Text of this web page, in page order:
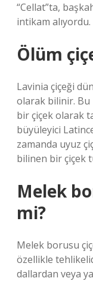
“Cellat”ta,
intikam alıyordu.
Ölüm
Lavinia çiçeği
olarak bilinir. Bu
bir çiçek olarak
büyüleyici
zamanda uyuz
bilinen bir çiçek
Melek
mi?
Melek borusu
özellikle
dallardan veya